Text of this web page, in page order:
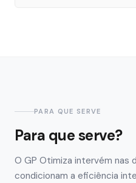
PARA QUE SERVE
Para que serve?
O GP Otimiza intervém nas
condicionam a eficiência